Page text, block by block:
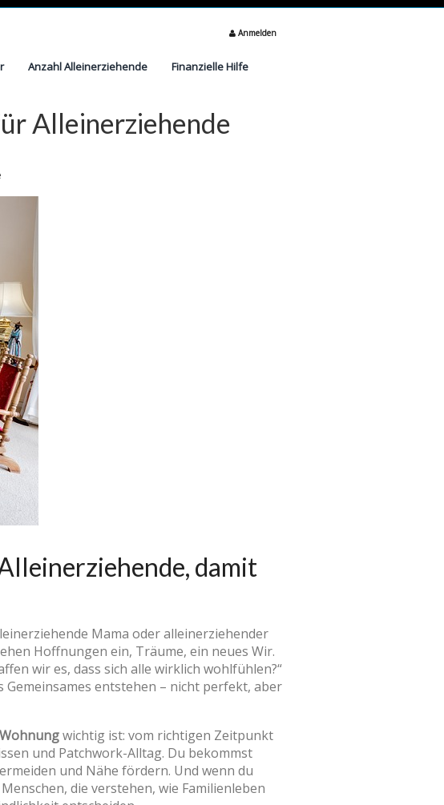
Anmelden
Anzahl Alleinerziehende
Finanzielle Hilfe
Alleinerziehende
damit
Mama oder alleinerziehender
Hoffnungen ein, Träume, ein neues Wir.
wir es, dass sich alle wirklich wohlfühlen?“
Gemeinsames entstehen – nicht perfekt, aber
wichtig ist: vom richtigen Zeitpunkt
und Patchwork-Alltag. Du bekommst
und Nähe fördern. Und wenn du
die verstehen, wie Familienleben